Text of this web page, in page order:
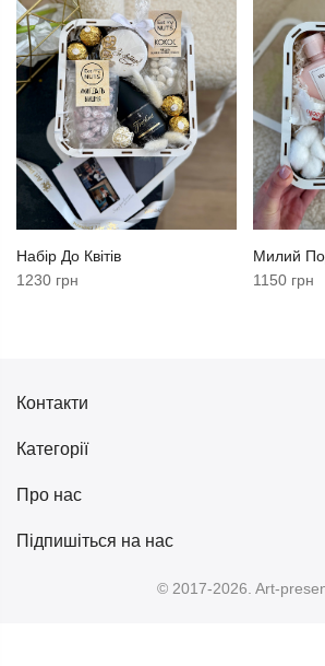
Набір До Квітів
1230 грн
Милий
1150 грн
Контакти
Категорії
Про нас
Підпишіться на нас
© 2017-2026. Art-